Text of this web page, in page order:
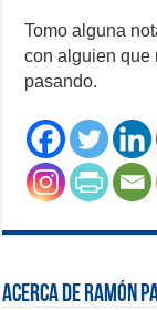
Tomo alguna
con alguien que
pasando.
Acerca de Ramón